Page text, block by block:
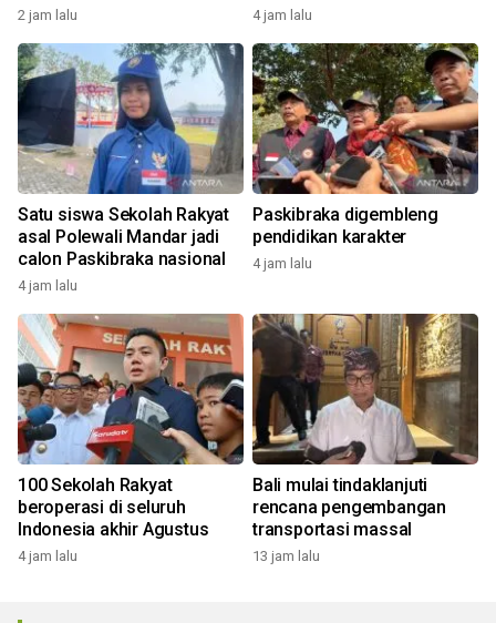
2 jam lalu 4 jam lalu
Satu siswa Sekolah Rakyat
asal Polewali Mandar jadi
calon Paskibraka nasional
4 jam lalu
Paskibraka digembleng
pendidikan karakter
4 jam lalu
100 Sekolah Rakyat
beroperasi di seluruh
Indonesia akhir Agustus
4 jam lalu
Bali mulai tindaklanjuti
rencana pengembangan
transportasi massal
13 jam lalu